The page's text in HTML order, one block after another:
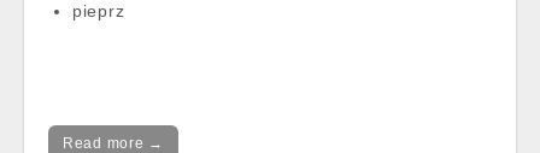
pieprz
Read more →